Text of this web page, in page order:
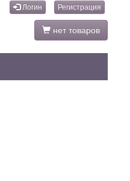
Логин Регистрация
нет товаров